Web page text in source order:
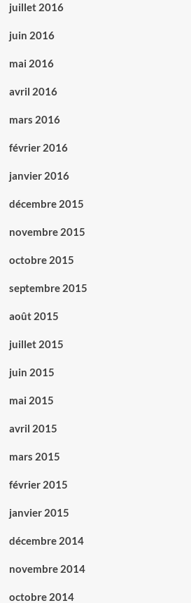
juillet 2016
juin 2016
mai 2016
avril 2016
mars 2016
février 2016
janvier 2016
décembre 2015
novembre 2015
octobre 2015
septembre 2015
août 2015
juillet 2015
juin 2015
mai 2015
avril 2015
mars 2015
février 2015
janvier 2015
décembre 2014
novembre 2014
octobre 2014